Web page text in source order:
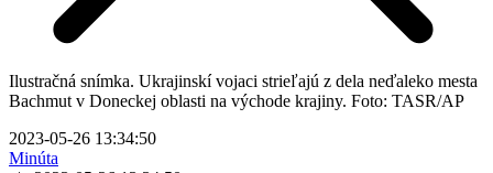
Ilustračná snímka. Ukrajinskí vojaci strieľajú z dela neďaleko mesta
Bachmut v Doneckej oblasti na východe krajiny. Foto: TASR/AP
2023-05-26 13:34:50
Minúta